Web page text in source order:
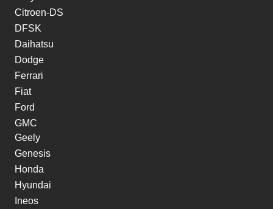
Citroen-DS
DFSK
Daihatsu
Dodge
Ferrari
Fiat
Ford
GMC
Geely
Genesis
Honda
Hyundai
Ineos